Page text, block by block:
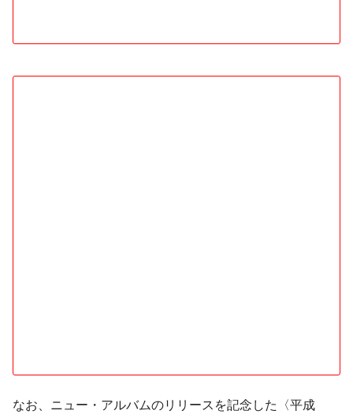
なお、ニュー・アルバムのリリースを記念した〈平成